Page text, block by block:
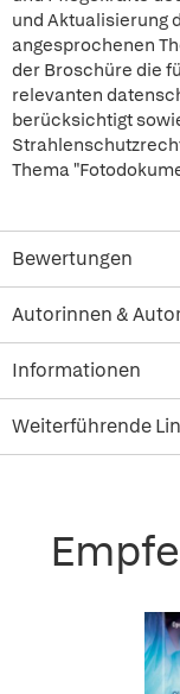
und Aktualisierung
angesprochenen
der Broschüre die
relevanten
berücksichtigt
Thema
Bewertungen
Autorinnen &
Informationen
Weiterführende